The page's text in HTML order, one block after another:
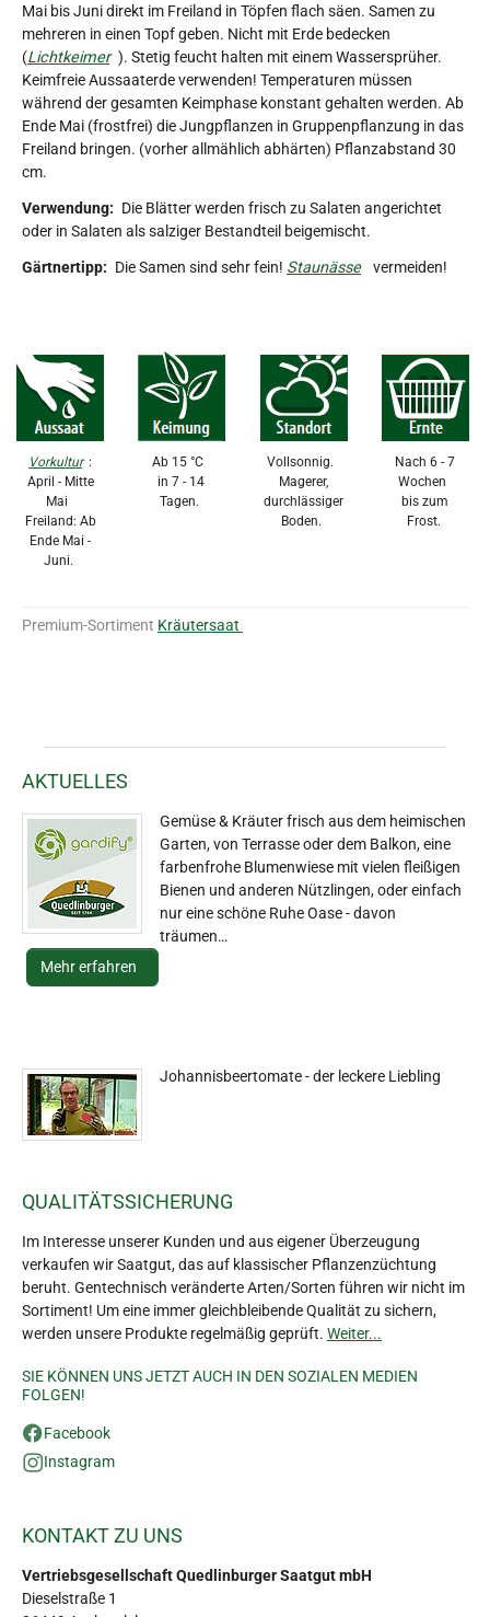
Mai bis Juni direkt im Freiland in Töpfen flach säen. Samen zu
mehreren in einen Topf geben. Nicht mit Erde bedecken
(Lichtkeimer ). Stetig feucht halten mit einem Wassersprüher.
Keimfreie Aussaaterde verwenden! Temperaturen müssen
während der gesamten Keimphase konstant gehalten werden. Ab
Ende Mai (frostfrei) die Jungpflanzen in Gruppenpflanzung in das
Freiland bringen. (vorher allmählich abhärten) Pflanzabstand 30
cm.
Verwendung: Die Blätter werden frisch zu Salaten angerichtet
oder in Salaten als salziger Bestandteil beigemischt.
Gärtnertipp: Die Samen sind sehr fein! Staunässe vermeiden!
Vorkultur :
April - Mitte
Mai
Freiland: Ab
Ende Mai -
Juni.
Ab 15 °C
in 7 - 14
Tagen.
Vollsonnig.
Magerer,
durchlässiger
Boden.
Nach 6 - 7
Wochen
bis zum
Frost.
Premium-Sortiment Kräutersaat
AKTUELLES
Gemüse & Kräuter frisch aus dem heimischen
Garten, von Terrasse oder dem Balkon, eine
farbenfrohe Blumenwiese mit vielen fleißigen
Bienen und anderen Nützlingen, oder einfach
nur eine schöne Ruhe Oase - davon
träumen…
Mehr erfahren
Johannisbeertomate - der leckere Liebling
QUALITÄTSSICHERUNG
Im Interesse unserer Kunden und aus eigener Überzeugung
verkaufen wir Saatgut, das auf klassischer Pflanzenzüchtung
beruht. Gentechnisch veränderte Arten/Sorten führen wir nicht im
Sortiment! Um eine immer gleichbleibende Qualität zu sichern,
werden unsere Produkte regelmäßig geprüft. Weiter...
SIE KÖNNEN UNS JETZT AUCH IN DEN SOZIALEN MEDIEN
FOLGEN!
Facebook
Instagram
KONTAKT ZU UNS
Vertriebsgesellschaft Quedlinburger Saatgut mbH
Dieselstraße 1